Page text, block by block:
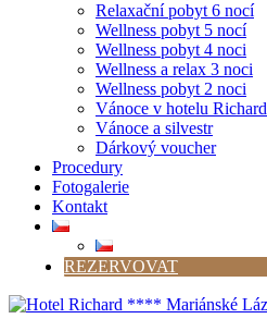
Relaxační pobyt 6 nocí
Wellness pobyt 5 nocí
Wellness pobyt 4 noci
Wellness a relax 3 noci
Wellness pobyt 2 noci
Vánoce v hotelu Richard
Vánoce a silvestr
Dárkový voucher
Procedury
Fotogalerie
Kontakt
REZERVOVAT